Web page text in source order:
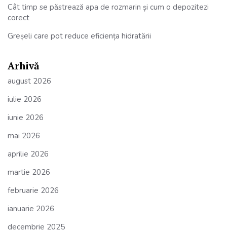
Cât timp se păstrează apa de rozmarin și cum o depozitezi
corect
Greșeli care pot reduce eficiența hidratării
Arhivă
august 2026
iulie 2026
iunie 2026
mai 2026
aprilie 2026
martie 2026
februarie 2026
ianuarie 2026
decembrie 2025